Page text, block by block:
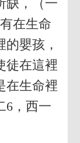
缺，（一
在生命
嬰孩，
徒在這裡
在生命裡
6，西一